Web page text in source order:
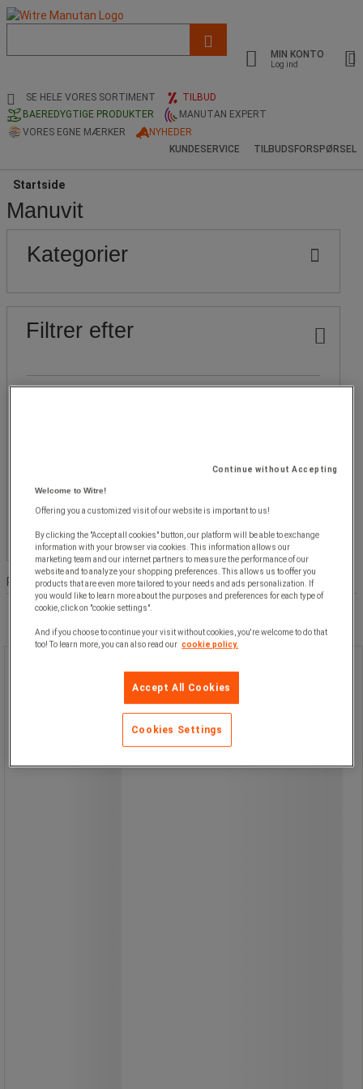
og
søgehistorik
MIN KONTO
Log ind
SE HELE VORES SORTIMENT
TILBUD
BAEREDYGTIGE PRODUKTER
MANUTAN EXPERT
VORES EGNE MÆRKER
NYHEDER
KUNDESERVICE
TILBUDSFORSPØRSEL
Startside
Manuvit
Kategorier
Filtrer efter
mærker
Facetværdi
Højere end 10.000 kr (1) Højere
10.000 kr
(1)
grænse
grænse
kr - kr
Produktliste
Produkter:( 1 - 1 )
Manuvit
Manuvit
Continue without Accepting
Welcome to Witre!
Offering you a customized visit of our website is important to us!
By clicking the "Accept all cookies" button, our platform will be able to exchange
information with your browser via cookies. This information allows our
marketing team and our internet partners to measure the performance of our
website and to analyze your shopping preferences. This allows us to offer you
products that are even more tailored to your needs and ads personalization. If
you would like to learn more about the purposes and preferences for each type of
cookie, click on "cookie settings".
And if you choose to continue your visit without cookies, you're welcome to do that
too! To learn more, you can also read our cookie policy.
Accept All Cookies
Cookies Settings